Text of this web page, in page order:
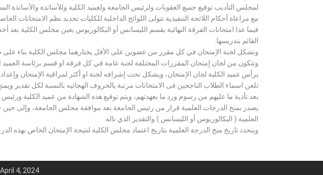
لمجلس التأديب توقيع جميع العقوبات ولرئيس الجامعة ولعميد الكلية وللأساتذة والأساتذة
مع مراعاة أحكام اللائحة التنفيذية تتولى اللوائح الداخلية للكليات تحديد نظم الامتحانات
فيما عدا امتحانات الفرقة النهائية بقسم الليسانس أو البكالوريوس يعين مجلس الكلية
القائم بتدريسها.
وتشكل لجنة الإمتحان في كل مقرر من عضوين على الأقل يختارهما مجلس الكلية بناء
وتتكون من لجان إمتحان المقررات المختلفة لجنة عامة في كل فرقة او قسم برئاسة
يرأس عميد الكلية لجان الإمتحان، ويشكل تحت إشرافه لجنة او أكثر لمراقبة الإمتحان وإعداد
تلعن اسماء الطلاب الناجحين فى الامتحانات مرتبة بالحروف الهجائيه بالنسبة لكل تقدير
بعد تأدية ما عليهم من رسوم ورد ما بعهدتهم، ويتم توقيع هذه الشهادة من عميد الكلية ورئيس
يصدر بمنح الدرجات العلمية قرار من رئيس الجامعة بعد موافقة مجلس الجامعة، وإلى حين
العلمية ( البكالوريوس أو الليسانس ) والتقدير الذي ناله.
ويتحدد تاريخ منح الدرجة العلمية بتاريخ اعتماد مجلس الكلية لنتيجة الإمتحان الخاص بهذه
4, 2024